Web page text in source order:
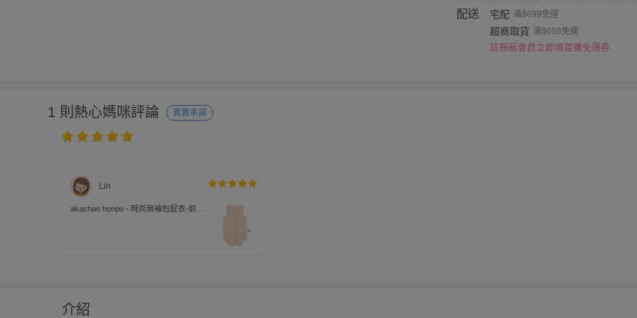
配送 宅配 滿$699免運
超商取貨 滿$699免運
註冊新會員立即領首購免運券
1 則熱心媽咪評論 真實承諾
Lin
akachan honpo - 時尚無袖包屁衣-前開
介紹